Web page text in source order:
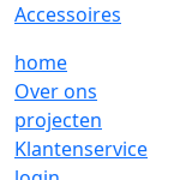
Accessoires
home
Over ons
projecten
Klantenservice